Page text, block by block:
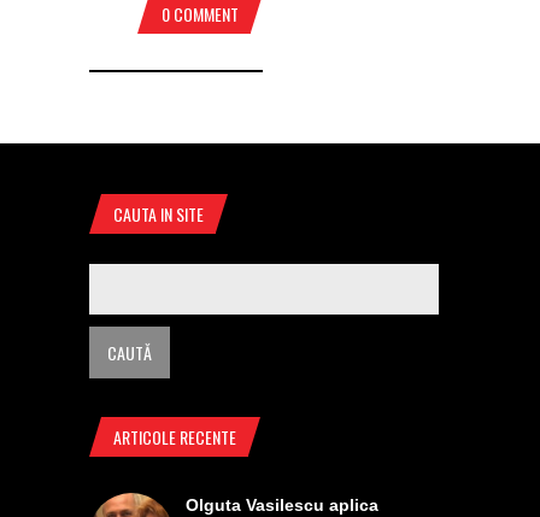
0 COMMENT
CAUTA IN SITE
ARTICOLE RECENTE
Olguta Vasilescu aplica